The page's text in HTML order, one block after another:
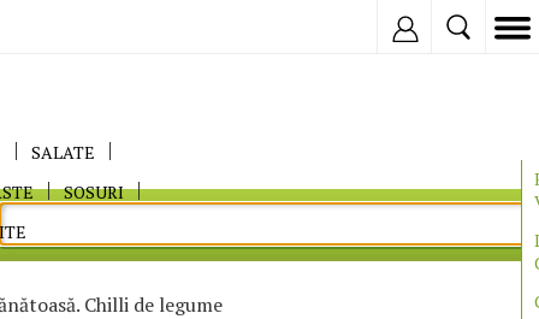
SALATE
SOSURI
Chilli de legume